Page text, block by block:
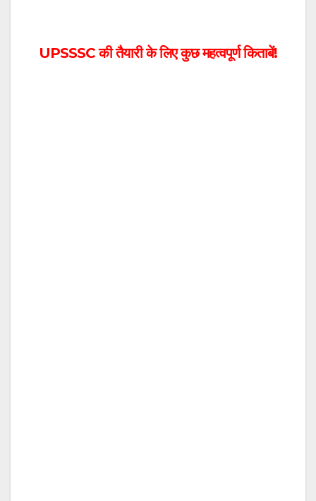
UPSSSC की तैयारी के लिए कुछ महत्वपूर्ण किताबें!